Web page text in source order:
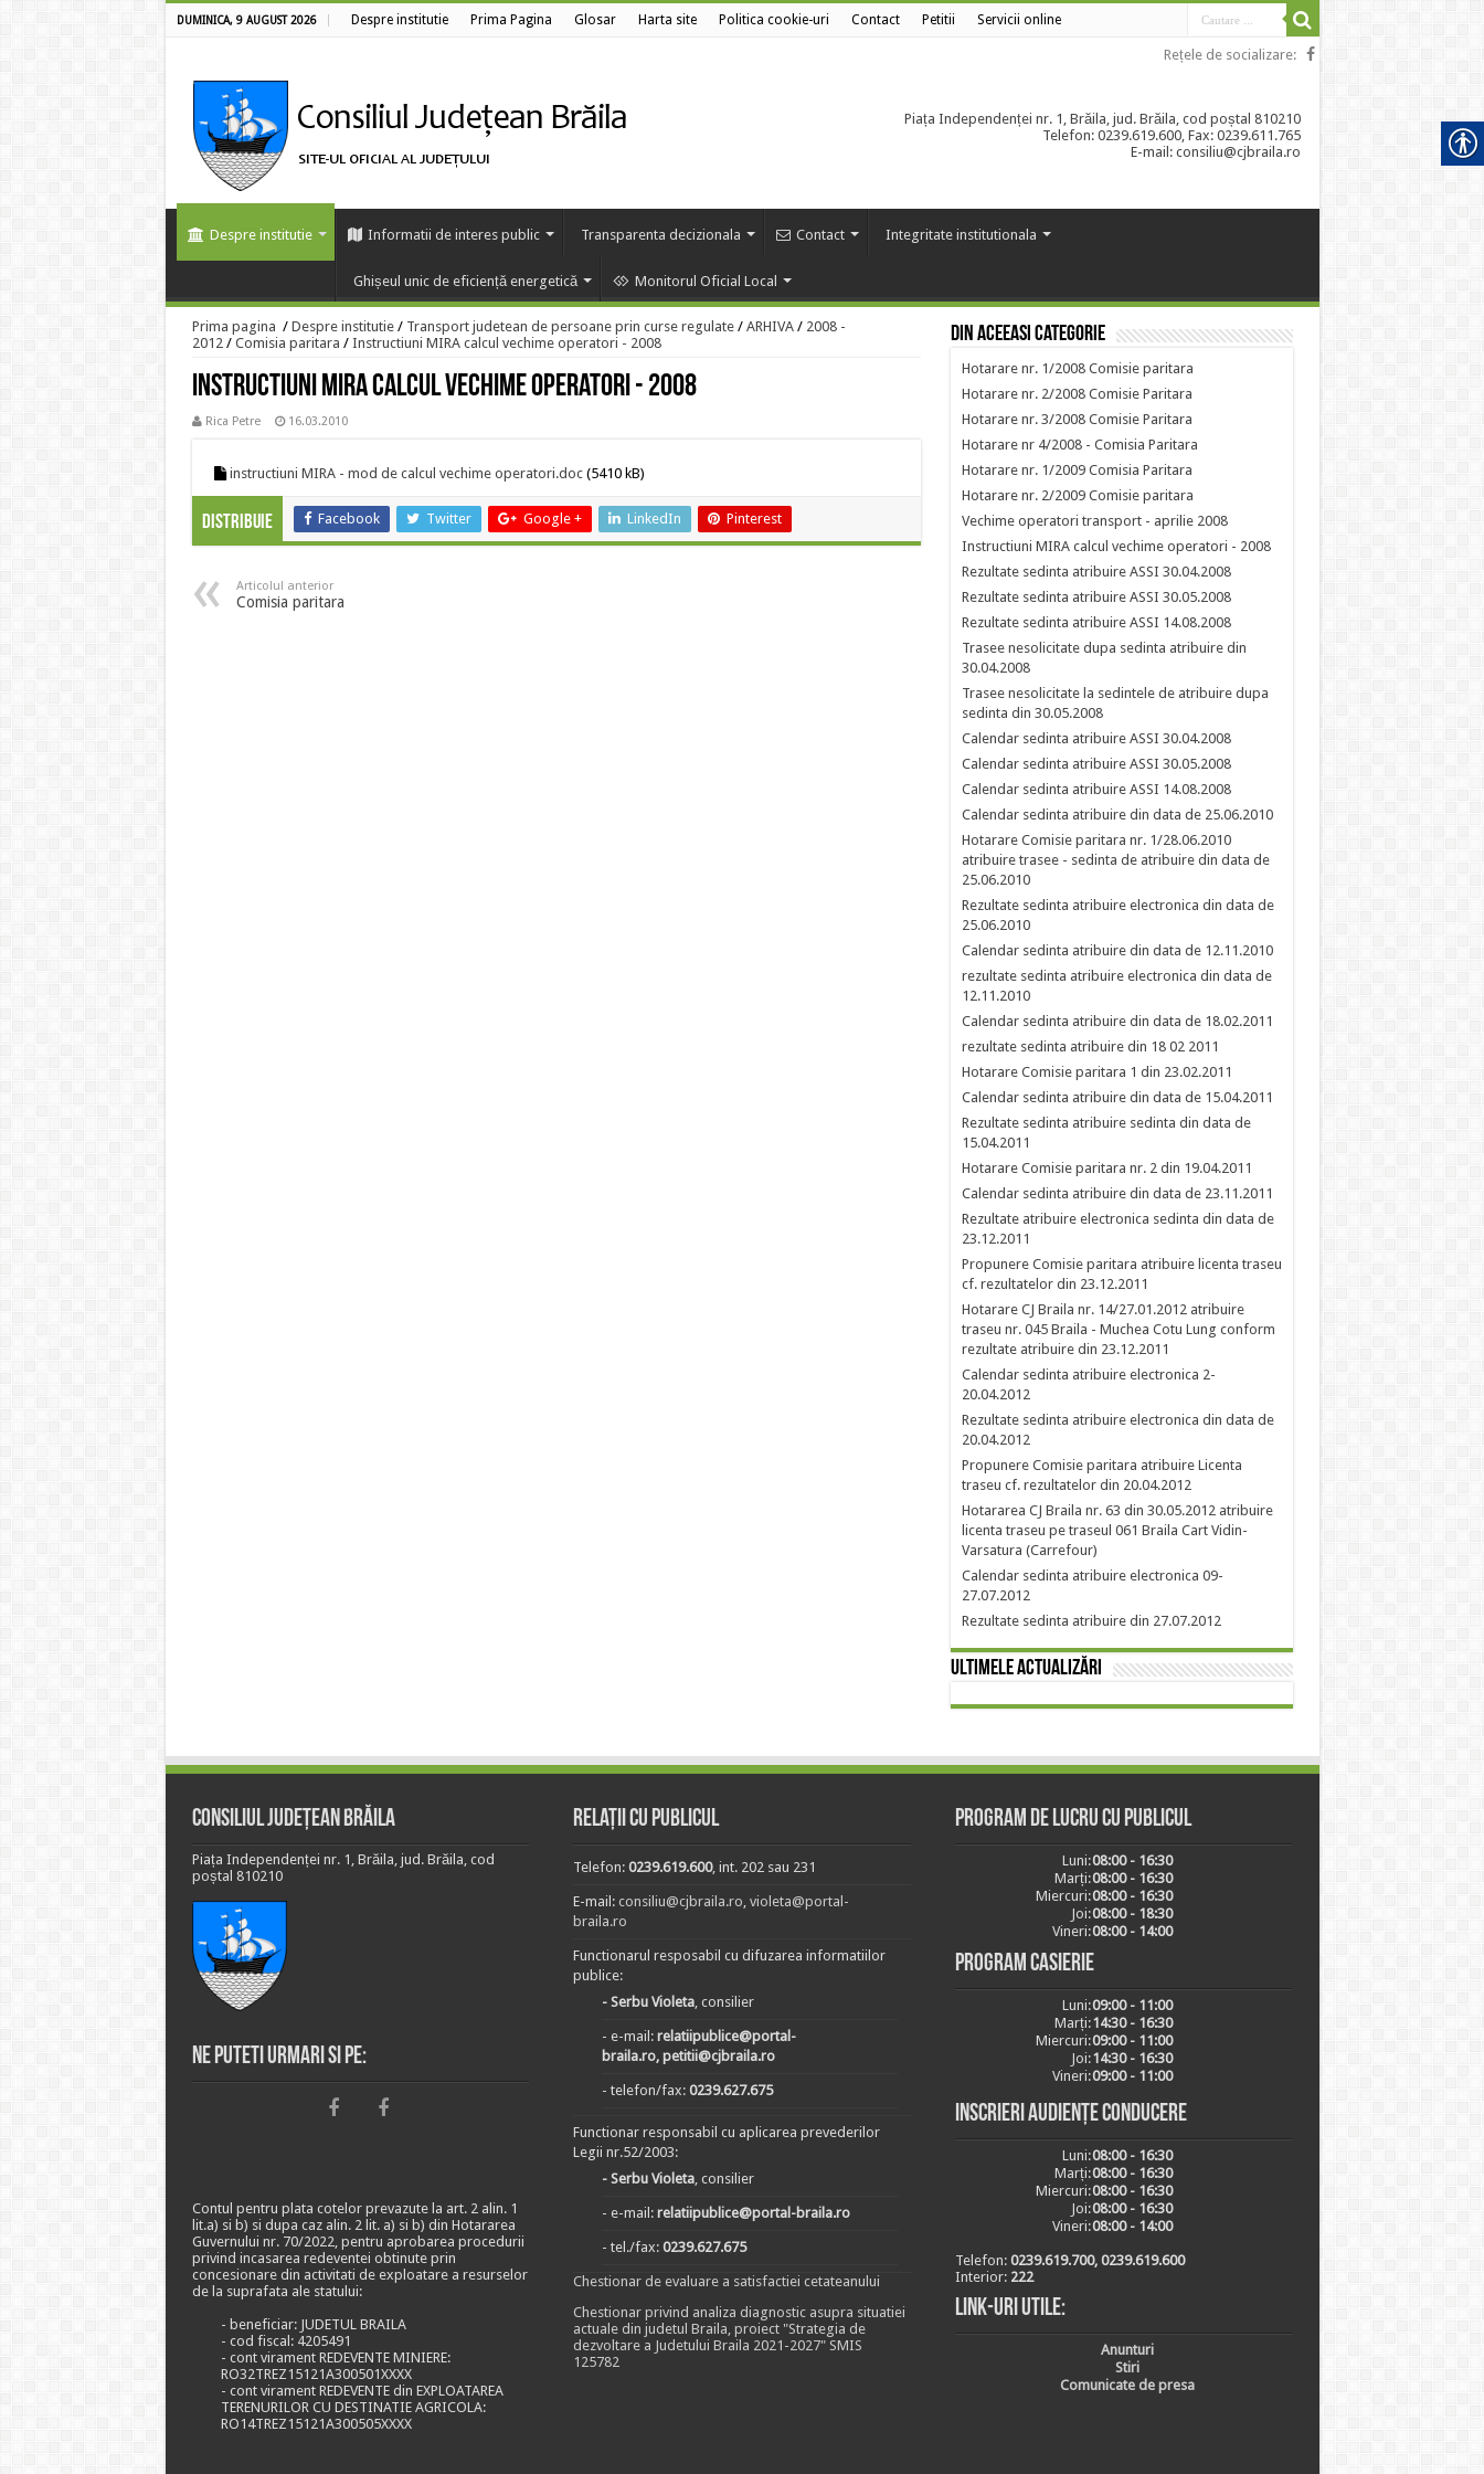
DUMINICA, 9 AUGUST 2026 Despre institutie Prima Pagina Glosar Harta site Politica cookie-uri Contact Petitii Servicii online
Rețele de socializare:
Piața Independenței nr. 1, Brăila, jud. Brăila, cod poștal 810210
Telefon: 0239.619.600, Fax: 0239.611.765
E-mail: consiliu@cjbraila.ro
Despre institutie Informatii de interes public Transparenta decizionala Contact Integritate institutionala
Ghișeul unic de eficiență energetică Monitorul Oficial Local
Prima pagina / Despre institutie / Transport judetean de persoane prin curse regulate / ARHIVA / 2008 -
2012 / Comisia paritara / Instructiuni MIRA calcul vechime operatori - 2008
Instructiuni MIRA calcul vechime operatori - 2008
Rica Petre 16.03.2010
instructiuni MIRA - mod de calcul vechime operatori.doc(5410 kB)
Distribuie Facebook Twitter Google + LinkedIn Pinterest
Articolul anterior
Comisia paritara
Din aceeasi categorie
Hotarare nr. 1/2008 Comisie paritara
Hotarare nr. 2/2008 Comisie Paritara
Hotarare nr. 3/2008 Comisie Paritara
Hotarare nr 4/2008 - Comisia Paritara
Hotarare nr. 1/2009 Comisia Paritara
Hotarare nr. 2/2009 Comisie paritara
Vechime operatori transport - aprilie 2008
Instructiuni MIRA calcul vechime operatori - 2008
Rezultate sedinta atribuire ASSI 30.04.2008
Rezultate sedinta atribuire ASSI 30.05.2008
Rezultate sedinta atribuire ASSI 14.08.2008
Trasee nesolicitate dupa sedinta atribuire din
30.04.2008
Trasee nesolicitate la sedintele de atribuire dupa
sedinta din 30.05.2008
Calendar sedinta atribuire ASSI 30.04.2008
Calendar sedinta atribuire ASSI 30.05.2008
Calendar sedinta atribuire ASSI 14.08.2008
Calendar sedinta atribuire din data de 25.06.2010
Hotarare Comisie paritara nr. 1/28.06.2010
atribuire trasee - sedinta de atribuire din data de
25.06.2010
Rezultate sedinta atribuire electronica din data de
25.06.2010
Calendar sedinta atribuire din data de 12.11.2010
rezultate sedinta atribuire electronica din data de
12.11.2010
Calendar sedinta atribuire din data de 18.02.2011
rezultate sedinta atribuire din 18 02 2011
Hotarare Comisie paritara 1 din 23.02.2011
Calendar sedinta atribuire din data de 15.04.2011
Rezultate sedinta atribuire sedinta din data de
15.04.2011
Hotarare Comisie paritara nr. 2 din 19.04.2011
Calendar sedinta atribuire din data de 23.11.2011
Rezultate atribuire electronica sedinta din data de
23.12.2011
Propunere Comisie paritara atribuire licenta traseu
cf. rezultatelor din 23.12.2011
Hotarare CJ Braila nr. 14/27.01.2012 atribuire
traseu nr. 045 Braila - Muchea Cotu Lung conform
rezultate atribuire din 23.12.2011
Calendar sedinta atribuire electronica 2-
20.04.2012
Rezultate sedinta atribuire electronica din data de
20.04.2012
Propunere Comisie paritara atribuire Licenta
traseu cf. rezultatelor din 20.04.2012
Hotararea CJ Braila nr. 63 din 30.05.2012 atribuire
licenta traseu pe traseul 061 Braila Cart Vidin-
Varsatura (Carrefour)
Calendar sedinta atribuire electronica 09-
27.07.2012
Rezultate sedinta atribuire din 27.07.2012
Ultimele actualizări
Consiliul Județean Brăila
Piața Independenței nr. 1, Brăila, jud. Brăila, cod
poștal 810210
Ne puteti urmari si pe:
Contul pentru plata cotelor prevazute la art. 2 alin. 1
lit.a) si b) si dupa caz alin. 2 lit. a) si b) din Hotararea
Guvernului nr. 70/2022, pentru aprobarea procedurii
privind incasarea redeventei obtinute prin
concesionare din activitati de exploatare a resurselor
de la suprafata ale statului:
- beneficiar: JUDETUL BRAILA
- cod fiscal: 4205491
- cont virament REDEVENTE MINIERE:
RO32TREZ15121A300501XXXX
- cont virament REDEVENTE din EXPLOATAREA
TERENURILOR CU DESTINATIE AGRICOLA:
RO14TREZ15121A300505XXXX
Relații cu publicul
Telefon:0239.619.600, int. 202 sau 231
E-mail:consiliu@cjbraila.ro,violeta@portal-
braila.ro
Functionarul resposabil cu difuzarea informatiilor
publice:
- Serbu Violeta, consilier
- e-mail:relatiipublice@portal-
braila.ro, petitii@cjbraila.ro
- telefon/fax:0239.627.675
Functionar responsabil cu aplicarea prevederilor
Legii nr.52/2003:
- Serbu Violeta, consilier
- e-mail:relatiipublice@portal-braila.ro
- tel./fax:0239.627.675
Chestionar de evaluare a satisfactiei cetateanului
Chestionar privind analiza diagnostic asupra situatiei
actuale din judetul Braila, proiect "Strategia de
dezvoltare a Judetului Braila 2021-2027" SMIS
125782
Program de lucru cu publicul
Luni:08:00 - 16:30
Marți:08:00 - 16:30
Miercuri:08:00 - 16:30
Joi:08:00 - 18:30
Vineri:08:00 - 14:00
Program casierie
Luni:09:00 - 11:00
Marți:14:30 - 16:30
Miercuri:09:00 - 11:00
Joi:14:30 - 16:30
Vineri:09:00 - 11:00
Inscrieri audiențe conducere
Luni:08:00 - 16:30
Marți:08:00 - 16:30
Miercuri:08:00 - 16:30
Joi:08:00 - 16:30
Vineri:08:00 - 14:00
Telefon: 0239.619.700, 0239.619.600
Interior: 222
Link-uri utile:
Anunturi
Stiri
Comunicate de presa